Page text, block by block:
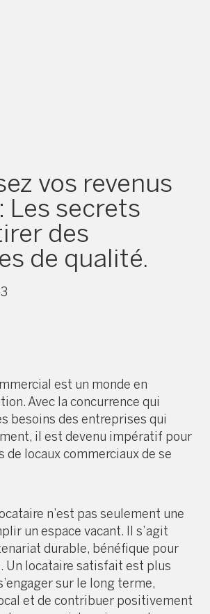
vos revenus
Les secrets
des
de qualité.
est un monde en
Avec la concurrence qui
besoins des entreprises qui
il est devenu impératif pour
locaux commerciaux de se
n’est pas seulement une
un espace vacant. Il s’agit
durable, bénéfique pour
Un locataire satisfait est plus
sur le long terme,
et de contribuer positivement